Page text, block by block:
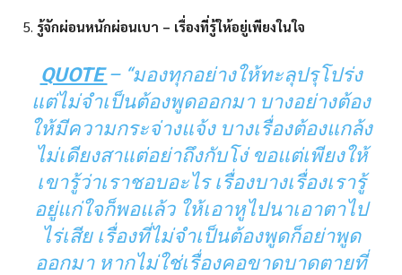
รู้จักผ่อนหนักผ่อนเบา – เรื่องที่รู้ให้อยู่เพียงในใจ
QUOTE– “มองทุกอย่างให้ทะลุปรุโปร่ง
แต่ไม่จำเป็นต้องพูดออกมา บางอย่างต้อง
ให้มีความกระจ่างแจ้ง บางเรื่องต้องแกล้ง
ไม่เดียงสาแต่อย่าถึงกับโง่ ขอแต่เพียงให้
เขารู้ว่าเราชอบอะไร เรื่องบางเรื่องเรารู้
อยู่แก่ใจก็พอแล้ว ให้เอาหูไปนาเอาตาไป
ไร่เสีย เรื่องที่ไม่จำเป็นต้องพูดก็อย่าพูด
ออกมา หากไม่ใช่เรื่องคอขาดบาดตายที่